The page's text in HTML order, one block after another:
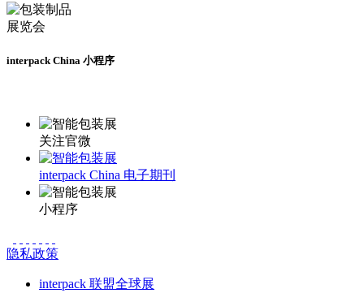
interpack China 小程序
关注官微
interpack China 电子期刊
小程序
隐私政策
interpack 联盟全球展